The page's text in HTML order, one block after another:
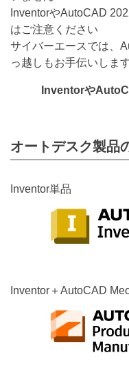
InventorやAutoCAD
はご注意ください
サイバーエースでは、
っ越しもお手伝いしま
Inventorや
オートデスク製品
Inventor単品
Inventor＋AutoCAD